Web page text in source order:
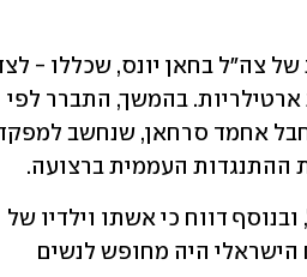
ההתנגדות העממית ברצועה.